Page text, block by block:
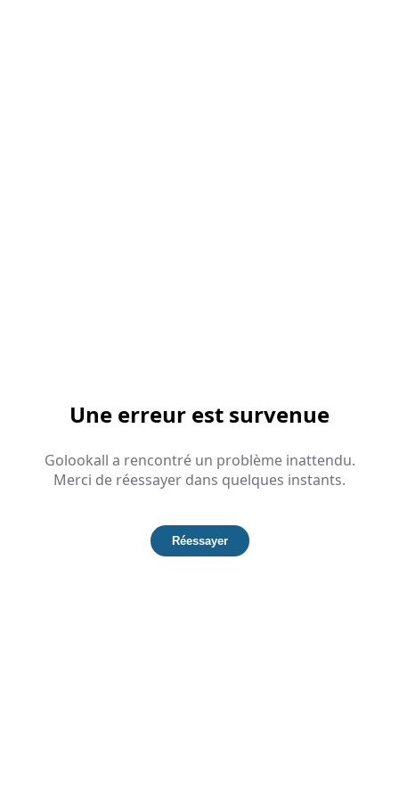
Une erreur est survenue
Golookall a rencontré un problème inattendu.
Merci de réessayer dans quelques instants.
Réessayer